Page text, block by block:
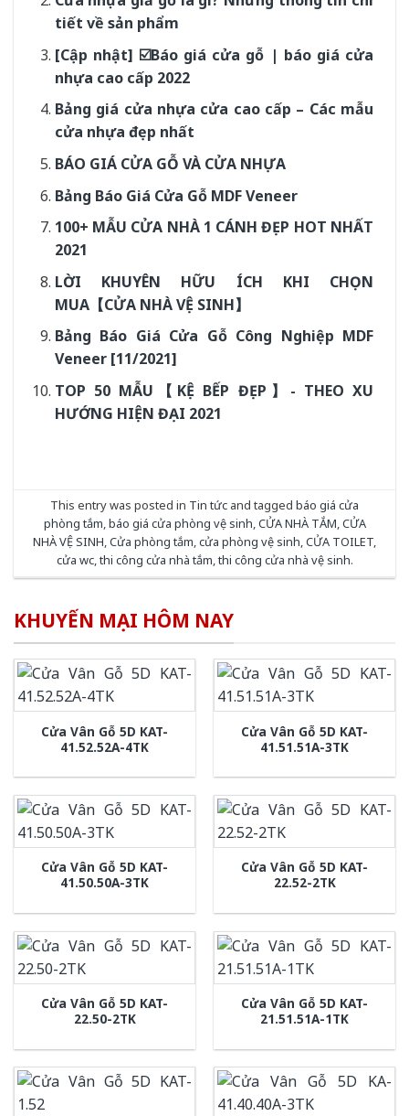
tiết về sản phẩm
[Cập nhật] ☑️Báo giá cửa gỗ | báo giá cửa
nhựa cao cấp 2022
Bảng giá cửa nhựa cửa cao cấp – Các mẫu
cửa nhựa đẹp nhất
BÁO GIÁ CỬA GỖ VÀ CỬA NHỰA
Bảng Báo Giá Cửa Gỗ MDF Veneer
100+ MẪU CỬA NHÀ 1 CÁNH ĐẸP HOT NHẤT
2021
LỜI KHUYÊN HỮU ÍCH KHI CHỌN
MUA【CỬA NHÀ VỆ SINH】
Bảng Báo Giá Cửa Gỗ Công Nghiệp MDF
Veneer [11/2021]
TOP 50 MẪU【KỆ BẾP ĐẸP】- THEO XU
HƯỚNG HIỆN ĐẠI 2021
This entry was posted in Tin tức and tagged báo giá cửa
phòng tắm,báo giá cửa phòng vệ sinh,CỬA NHÀ TẮM,CỬA
NHÀ VỆ SINH,Cửa phòng tắm,cửa phòng vệ sinh,CỬA TOILET,
cửa wc,thi công cửa nhà tắm,thi công cửa nhà vệ sinh.
KHUYẾN MẠI HÔM NAY
Cửa Vân Gỗ 5D KAT-
41.52.52A-4TK
Cửa Vân Gỗ 5D KAT-
41.51.51A-3TK
Cửa Vân Gỗ 5D KAT-
41.50.50A-3TK
Cửa Vân Gỗ 5D KAT-
22.52-2TK
Cửa Vân Gỗ 5D KAT-
22.50-2TK
Cửa Vân Gỗ 5D KAT-
21.51.51A-1TK